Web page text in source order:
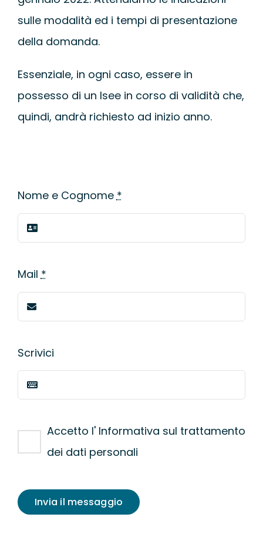
sulle modalità ed i tempi di presentazione
della domanda.
Essenziale, in ogni caso, essere in
possesso di un Isee in corso di validità che,
quindi, andrà richiesto ad inizio anno.
Nome e Cognome*
Mail*
Scrivici
Accetto l' Informativa sul trattamento
dei dati personali
Invia il messaggio